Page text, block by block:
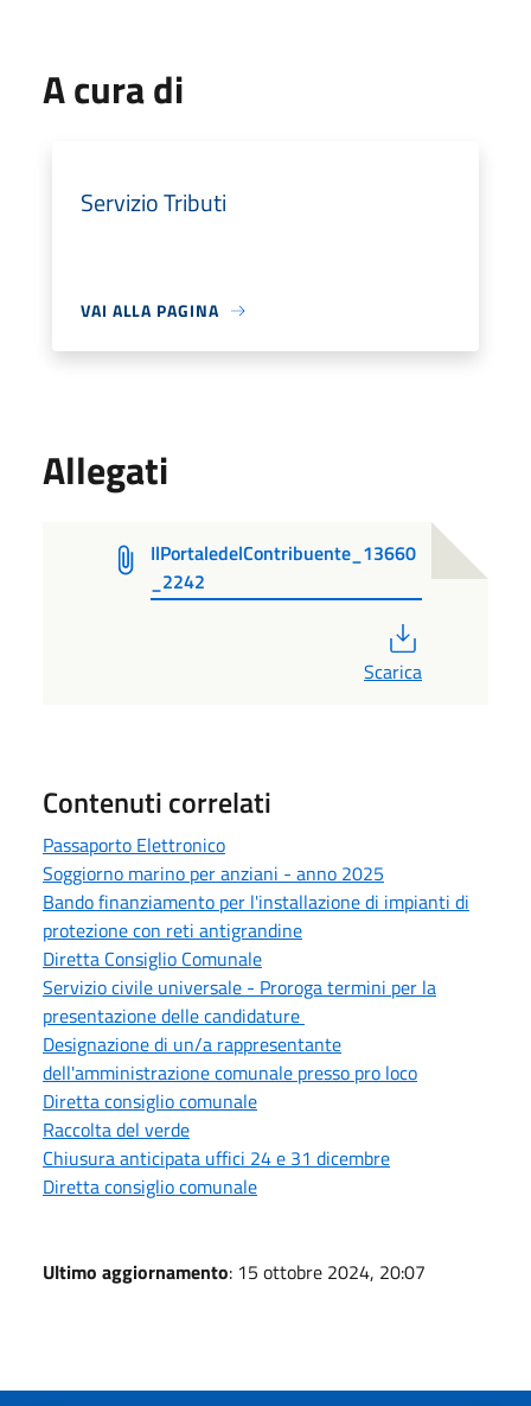
A cura di
Servizio Tributi
VAI ALLA PAGINA
Allegati
IlPortaledelContribuente_13660
_2242
Scarica
Contenuti correlati
Passaporto Elettronico
Soggiorno marino per anziani - anno 2025
Bando finanziamento per l'installazione di impianti di
protezione con reti antigrandine
Diretta Consiglio Comunale
Servizio civile universale - Proroga termini per la
presentazione delle candidature
Designazione di un/a rappresentante
dell'amministrazione comunale presso pro loco
Diretta consiglio comunale
Raccolta del verde
Chiusura anticipata uffici 24 e 31 dicembre
Diretta consiglio comunale
Ultimo aggiornamento: 15 ottobre 2024, 20:07